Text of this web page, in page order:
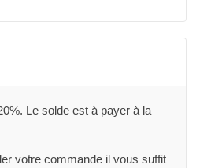
Le solde est à payer à la
votre commande il vous suffit